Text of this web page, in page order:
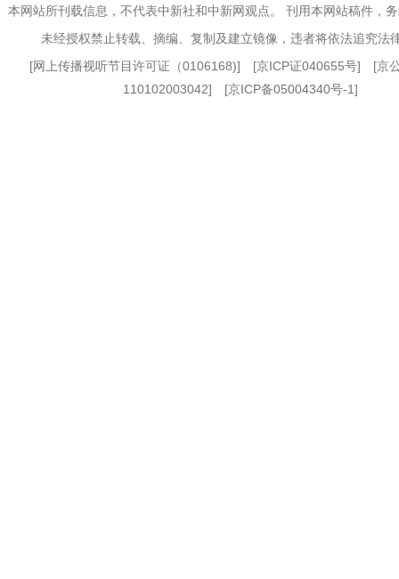
本网站所刊载信息，不代表中新社和中新网观点。 刊用本网站稿件，
未经授权禁止转载、摘编、复制及建立镜像，违者将依法追究法
[网上传播视听节目许可证（0106168)] [京ICP证040655号] [京
110102003042] [京ICP备05004340号-1]